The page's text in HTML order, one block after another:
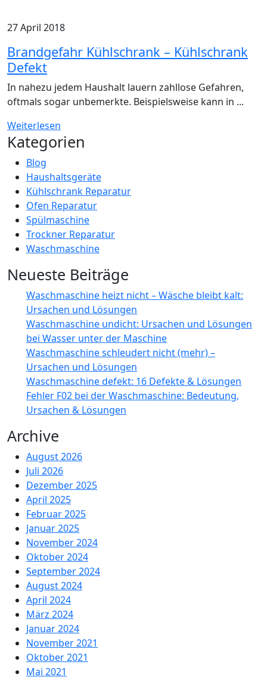
27 April 2018
Brandgefahr Kühlschrank – Kühlschrank
Defekt
In nahezu jedem Haushalt lauern zahllose Gefahren,
oftmals sogar unbemerkte. Beispielsweise kann in ...
Weiterlesen
Kategorien
Blog
Haushaltsgeräte
Kühlschrank Reparatur
Ofen Reparatur
Spülmaschine
Trockner Reparatur
Waschmaschine
Neueste Beiträge
Waschmaschine heizt nicht – Wäsche bleibt kalt:
Ursachen und Lösungen
Waschmaschine undicht: Ursachen und Lösungen
bei Wasser unter der Maschine
Waschmaschine schleudert nicht (mehr) –
Ursachen und Lösungen
Waschmaschine defekt: 16 Defekte & Lösungen
Fehler F02 bei der Waschmaschine: Bedeutung,
Ursachen & Lösungen
Archive
August 2026
Juli 2026
Dezember 2025
April 2025
Februar 2025
Januar 2025
November 2024
Oktober 2024
September 2024
August 2024
April 2024
März 2024
Januar 2024
November 2021
Oktober 2021
Mai 2021